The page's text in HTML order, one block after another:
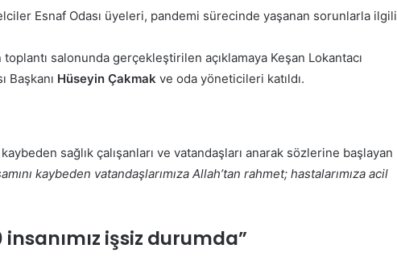
Esnaf Odası üyeleri, pandemi sürecinde yaşanan sorunlarla ilgili
toplantı salonunda gerçekleştirilen açıklamaya Keşan Lokantacı
Başkanı Hüseyin Çakmak ve oda yöneticileri katıldı.
sağlık çalışanları ve vatandaşları anarak sözlerine başlayan
kaybeden vatandaşlarımıza Allah’tan rahmet; hastalarımıza acil
insanımız işsiz durumda”